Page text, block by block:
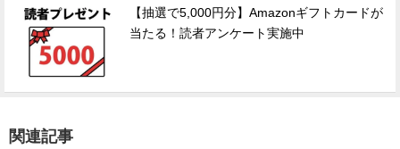
【抽選で5,000円分】Amazonギフトカードが
当たる！読者アンケート実施中
関連記事